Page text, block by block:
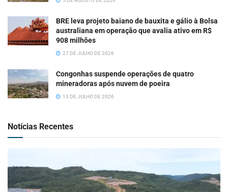
BRE leva projeto baiano de bauxita e gálio à Bolsa
australiana em operação que avalia ativo em R$
908 milhões
27 DE JULHO DE 2026
Congonhas suspende operações de quatro
mineradoras após nuvem de poeira
13 DE JULHO DE 2026
Notícias Recentes